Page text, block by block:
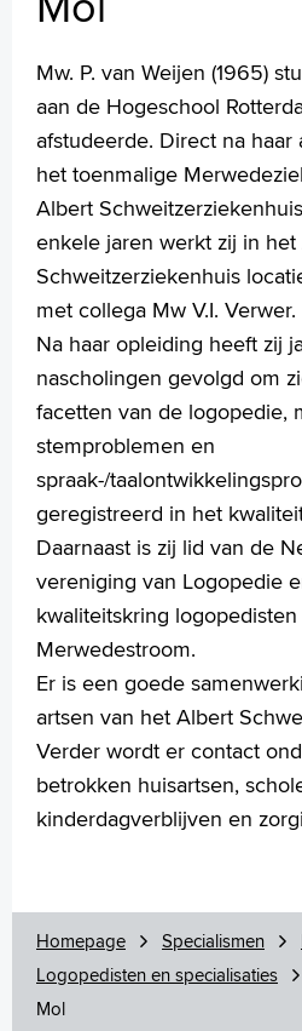
English
Français
Polski
Türkçe
Arabisch
Mw. P. van Weijen (1965)
aan de Hogeschool
afstudeerde. Direct na
het toenmalige
Albert
enkele jaren werkt zij in
Schweitzerziekenhuis
met collega Mw V.I. Verwer.
Na haar opleiding heeft zij
nascholingen gevolgd om
facetten van de logopedie,
stemproblemen en
spraak-/
geregistreerd in het
Daarnaast is zij lid van de
vereniging van Logopedie
kwaliteitskring
Merwedestroom.
Er is een goede
artsen van het Albert
Verder wordt er contact
betrokken huisartsen,
kinderdagverblijven en
Homepage Specialismen
Logopedisten en specialisaties
Mol